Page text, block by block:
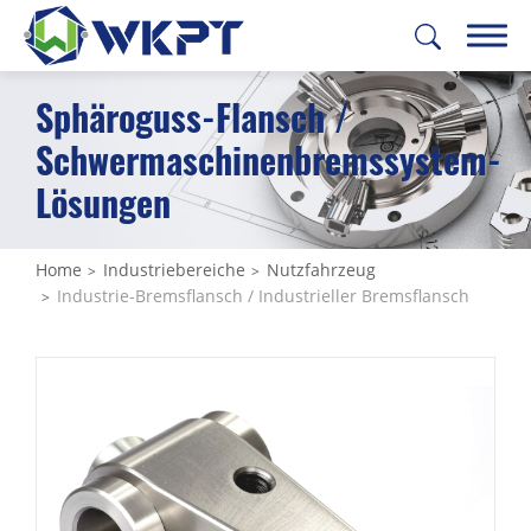
Sphäroguss-Flansch /
Schwermaschinenbremssystem-
Lösungen
Home Industriebereiche
Nutzfahrzeug
Industrie-Bremsflansch / Industrieller Bremsflansch
繁體中文 English 日本語 Deutsch
INDUSTRIEBEREICHE
Baumaschinen
All
Industrielle Motorlager / Transport-